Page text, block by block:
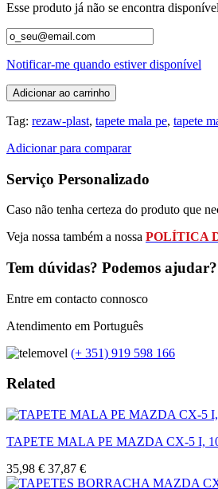
Esse produto já não se encontra disponível
Notificar-me quando estiver disponível
Adicionar ao carrinho
Tag: rezaw-plast, tapete mala pe, tapete
Adicionar para comparar
Serviço Personalizado
Caso não tenha certeza do produto que
Veja nossa também a nossa POLÍTICA
Tem dúvidas? Podemos ajudar?
Entre em contacto connosco
Atendimento em Português
(+ 351) 919 598 166
Related
TAPETE MALA PE MAZDA CX-5 I,
35,98 € 37,87 €